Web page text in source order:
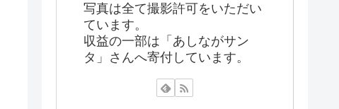
写真は全て撮影許可をいただい
ています。
収益の一部は「あしながサン
タ」さんへ寄付しています。